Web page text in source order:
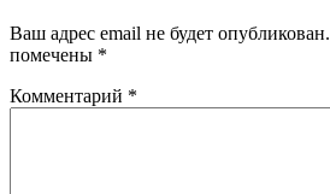
Ваш адрес email не будет опубликован.
помечены *
Комментарий *